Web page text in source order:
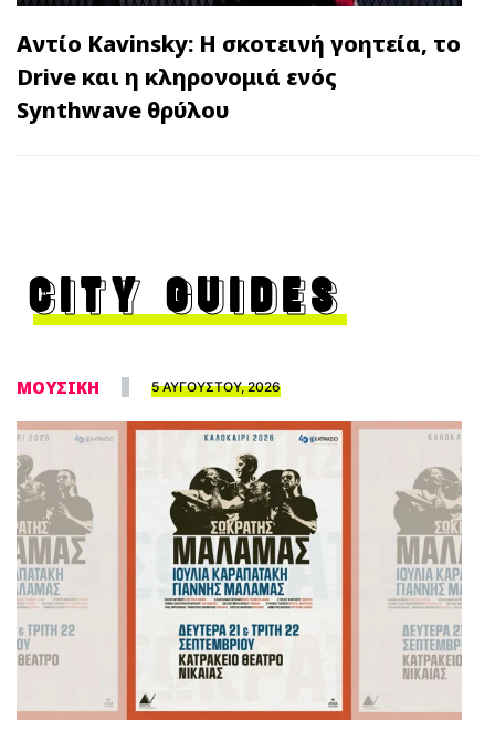
Αντίο Kavinsky: Η σκοτεινή γοητεία, το
Drive και η κληρονομιά ενός
Synthwave θρύλου
CITY GUIDES
ΜΟΥΣΙΚΗ 5 ΑΥΓΟΥΣΤΟΥ, 2026